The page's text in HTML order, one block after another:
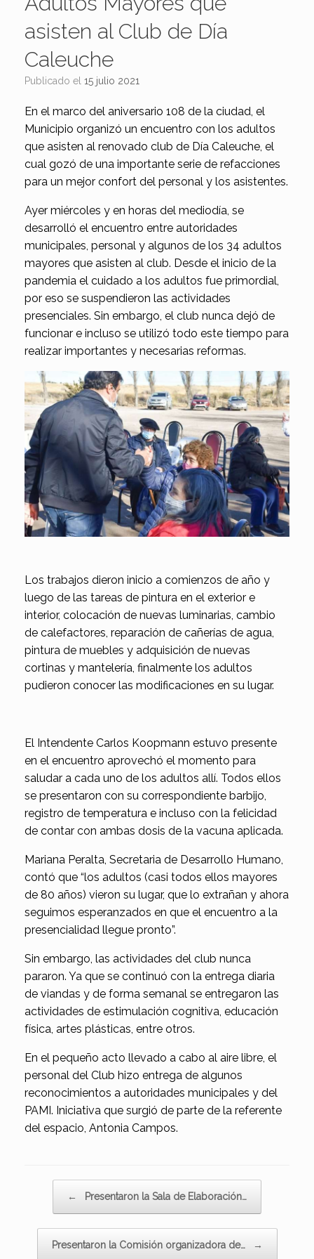
asisten al Club de Día
Caleuche
Publicado el 15 julio 2021
En el marco del aniversario 108 de la ciudad, el
Municipio organizó un encuentro con los adultos
que asisten al renovado club de Día Caleuche, el
cual gozó de una importante serie de refacciones
para un mejor confort del personal y los asistentes.
Ayer miércoles y en horas del mediodía, se
desarrolló el encuentro entre autoridades
municipales, personal y algunos de los 34 adultos
mayores que asisten al club. Desde el inicio de la
pandemia el cuidado a los adultos fue primordial,
por eso se suspendieron las actividades
presenciales. Sin embargo, el club nunca dejó de
funcionar e incluso se utilizó todo este tiempo para
realizar importantes y necesarias reformas.
Los trabajos dieron inicio a comienzos de año y
luego de las tareas de pintura en el exterior e
interior, colocación de nuevas luminarias, cambio
de calefactores, reparación de cañerías de agua,
pintura de muebles y adquisición de nuevas
cortinas y mantelería, finalmente los adultos
pudieron conocer las modificaciones en su lugar.
El Intendente Carlos Koopmann estuvo presente
en el encuentro aprovechó el momento para
saludar a cada uno de los adultos allí. Todos ellos
se presentaron con su correspondiente barbijo,
registro de temperatura e incluso con la felicidad
de contar con ambas dosis de la vacuna aplicada.
Mariana Peralta, Secretaria de Desarrollo Humano,
contó que “los adultos (casi todos ellos mayores
de 80 años) vieron su lugar, que lo extrañan y ahora
seguimos esperanzados en que el encuentro a la
presencialidad llegue pronto”.
Sin embargo, las actividades del club nunca
pararon. Ya que se continuó con la entrega diaria
de viandas y de forma semanal se entregaron las
actividades de estimulación cognitiva, educación
física, artes plásticas, entre otros.
En el pequeño acto llevado a cabo al aire libre, el
personal del Club hizo entrega de algunos
reconocimientos a autoridades municipales y del
PAMI. Iniciativa que surgió de parte de la referente
del espacio, Antonia Campos.
← Presentaron la Sala de Elaboración…
Presentaron la Comisión organizadora de… →